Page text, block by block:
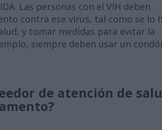
Las personas con el VIH deben
contra ese virus, tal como se lo
y tomar medidas para evitar la
siempre deben usar un
de atención de